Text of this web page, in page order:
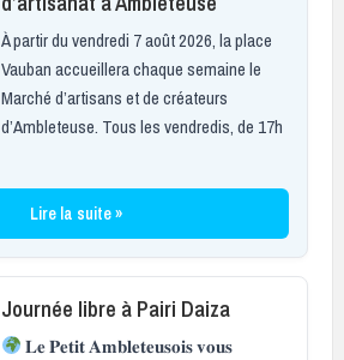
À partir du vendredi 7 août 2026, la place
Vauban accueillera chaque semaine le
Marché d’artisans et de créateurs
d’Ambleteuse. Tous les vendredis, de 17h
Lire la suite »
Journée libre à Pairi Daiza
𝐋𝐞 𝐏𝐞𝐭𝐢𝐭 𝐀𝐦𝐛𝐥𝐞𝐭𝐞𝐮𝐬𝐨𝐢𝐬 𝐯𝐨𝐮𝐬